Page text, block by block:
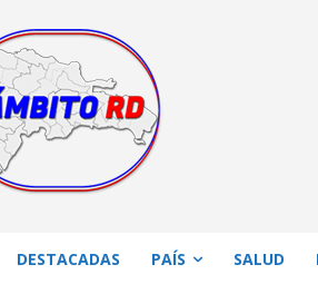
DESTACADAS PAÍS SALUD